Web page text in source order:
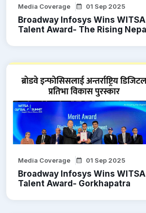
Media Coverage 01 Sep 2025
Broadway Infosys Wins
Talent Award- The Rising
Media Coverage 01 Sep 2025
Broadway Infosys Wins
Talent Award- Gorkhapatra